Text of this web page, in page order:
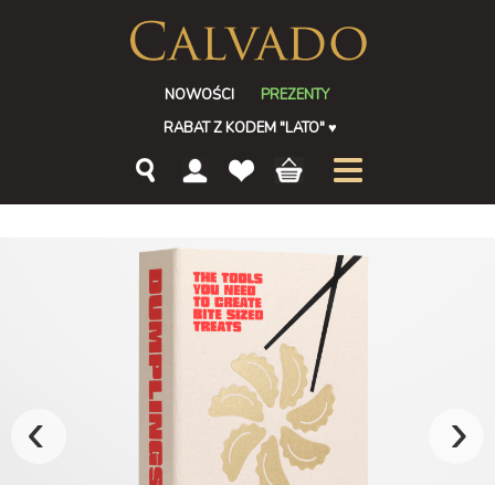
NOWOŚCI
PREZENTY
RABAT Z KODEM "LATO"♥
‹ ›